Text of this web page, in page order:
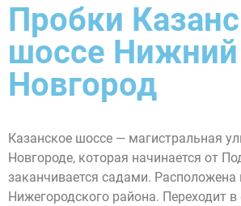
Пробки
шоссе Нижний
Новгород
Казанское шоссе — магистральная
Новгороде, которая начинается от
заканчивается садами. Расположена
Нижегородского района. Переходит